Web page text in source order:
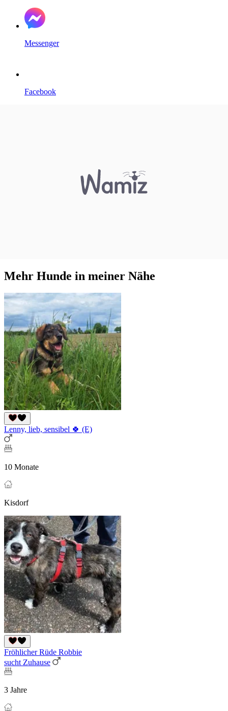
Messenger
Facebook
Mehr Hunde in meiner Nähe
Lenny, lieb, sensibel 🍀 (E)
10 Monate
Kisdorf
Fröhlicher Rüde Robbie
sucht Zuhause
3 Jahre